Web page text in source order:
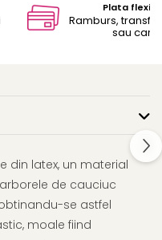
Plata
Ramburs,
sau card
din latex, un material
de cauciuc
se astfel
moale fiind